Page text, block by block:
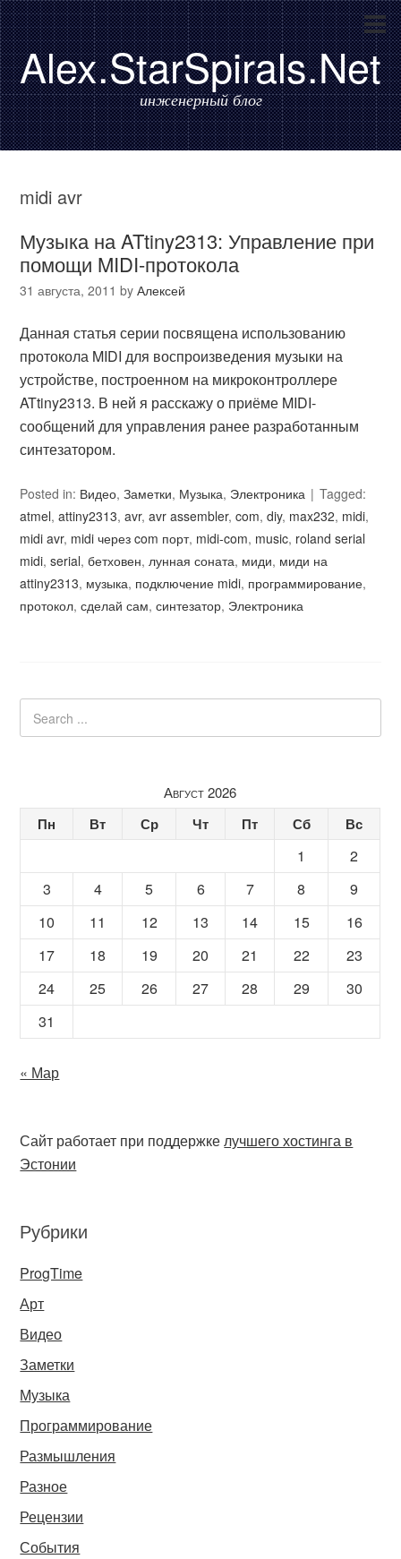
Alex.StarSpirals.Net
инженерный блог
midi avr
Музыка на ATtiny2313: Управление при
помощи MIDI-протокола
31 августа, 2011 byАлексей
Данная статья серии посвящена использованию
протокола MIDI для воспроизведения музыки на
устройстве, построенном на микроконтроллере
ATtiny2313. В ней я расскажу о приёме MIDI-
сообщений для управления ранее разработанным
синтезатором.
Posted in: Видео,Заметки, Музыка, Электроника
Tagged:
atmel,attiny2313,avr,avr assembler,com,diy, max232, midi,
midi avr, midi через com порт, midi-com, music, roland serial
midi,serial,бетховен,лунная соната, миди, миди на
attiny2313, музыка, подключение midi, программирование,
протокол,сделай сам,синтезатор, Электроника
Август 2026
Пн Вт Ср Чт Пт Сб Вс
1
2
3
4 5 6 7 8
9
10
11 12 13 14 15
16
17
18 19 20 21 22
23
24
25 26 27 28 29
30
31
« Мар
Сайт работает при поддержкелучшего хостинга в
Эстонии
Рубрики
ProgTime
Арт
Видео
Заметки
Музыка
Программирование
Размышления
Разное
Рецензии
События